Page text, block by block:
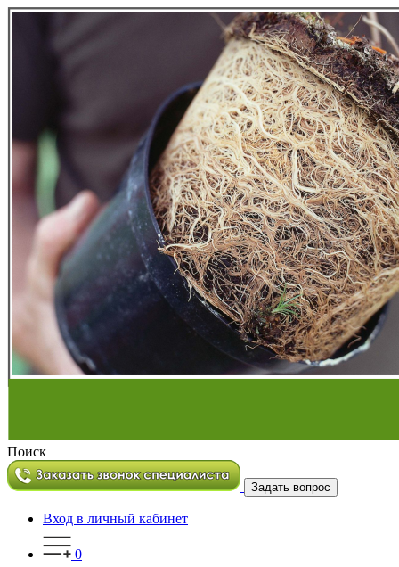
Поиск
Задать вопрос
Вход в личный кабинет
0